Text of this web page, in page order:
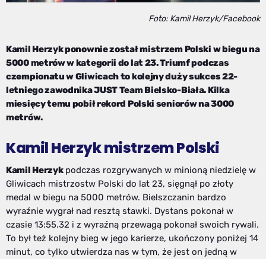
Foto: Kamil Herzyk/Facebook
Kamil Herzyk ponownie został mistrzem Polski w biegu na
5000 metrów w kategorii do lat 23. Triumf podczas
czempionatu w Gliwicach to kolejny duży sukces 22-
letniego zawodnika JUST Team Bielsko-Biała. Kilka
miesięcy temu pobił rekord Polski seniorów na 3000
metrów.
Kamil Herzyk mistrzem Polski
Kamil Herzykpodczas rozgrywanych w minioną niedzielę w
Gliwicach mistrzostw Polski do lat 23, sięgnął po złoty
medal w biegu na 5000 metrów. Bielszczanin bardzo
wyraźnie wygrał nad resztą stawki. Dystans pokonał w
czasie 13:55.32 i z wyraźną przewagą pokonał swoich rywali.
To był też kolejny bieg w jego karierze, ukończony poniżej 14
minut, co tylko utwierdza nas w tym, że jest on jedną w